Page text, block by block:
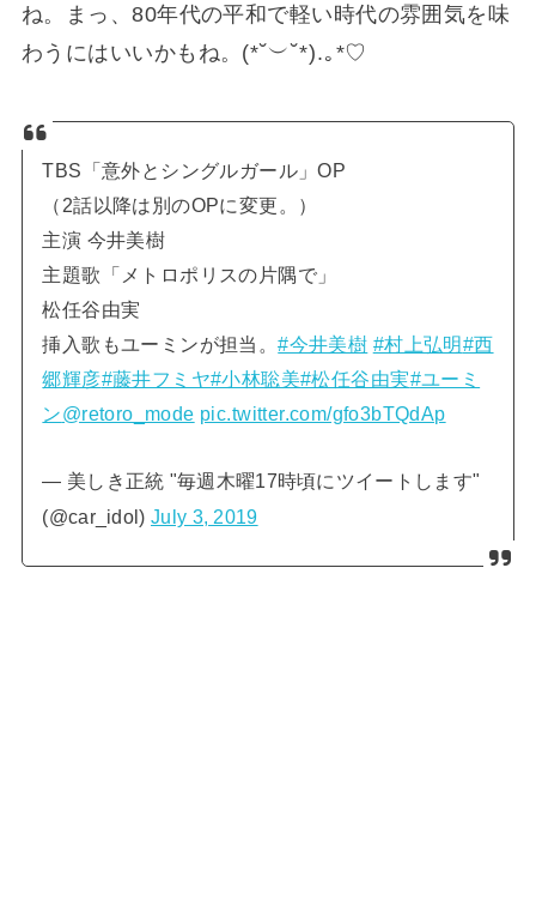
ね。まっ、80年代の平和で軽い時代の雰囲気を味
わうにはいいかもね。(⁠*⁠˘⁠︶⁠˘⁠*⁠)⁠.⁠｡⁠*⁠♡
TBS「意外とシングルガール」OP
（2話以降は別のOPに変更。）
主演 今井美樹
主題歌「メトロポリスの片隅で」
松任谷由実
挿入歌もユーミンが担当。#今井美樹 #村上弘明#西
郷輝彦#藤井フミヤ#小林聡美#松任谷由実#ユーミ
ン@retoro_mode pic.twitter.com/gfo3bTQdAp
— 美しき正統 "毎週木曜17時頃にツイートします"
(@car_idol) July 3, 2019